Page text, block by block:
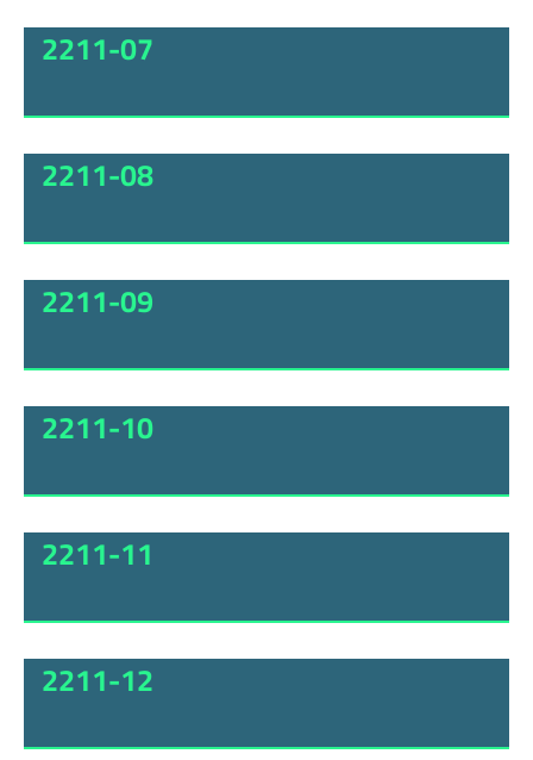
2211-07
2211-08
2211-09
2211-10
2211-11
2211-12